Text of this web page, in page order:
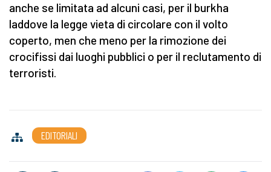
anche se limitata ad alcuni casi, per il burkha
laddove la legge vieta di circolare con il volto
coperto, men che meno per la rimozione dei
crocifissi dai luoghi pubblici o per il reclutamento di
terroristi.
EDITORIALI